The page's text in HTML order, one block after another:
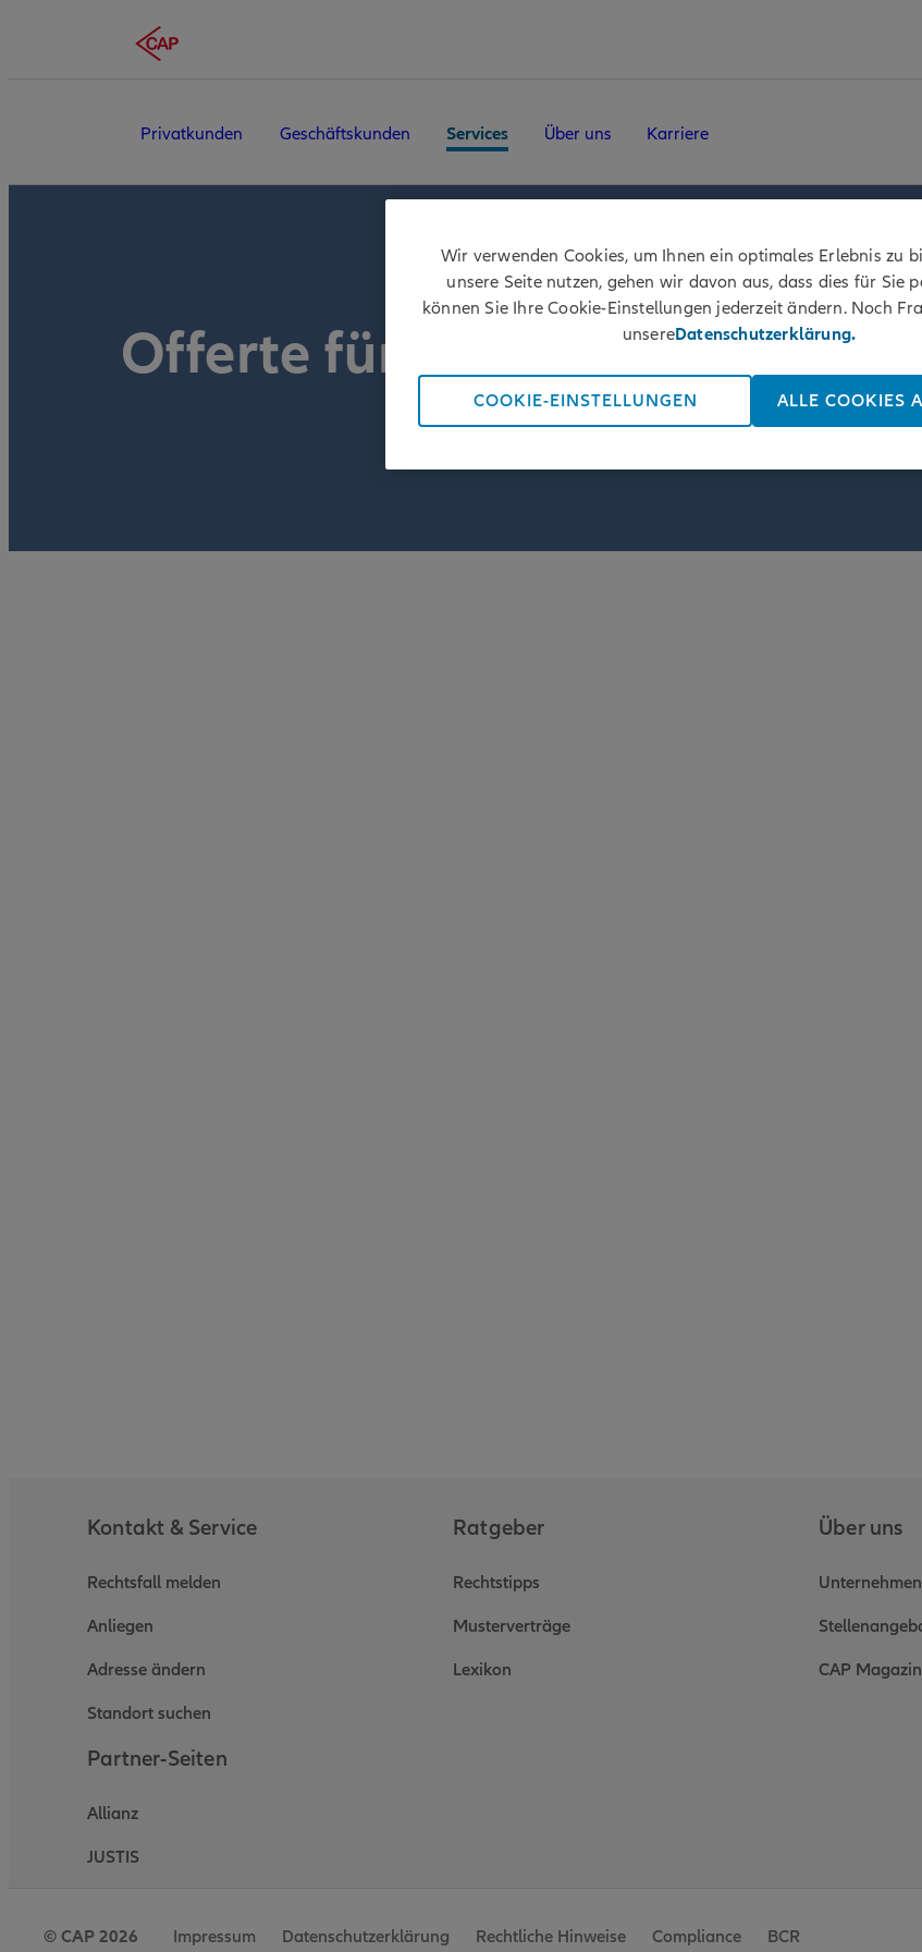
Privatkunden Geschäftskunden Services Über uns Karriere
Offerte für Geschäftskunden
anfordern.
Kontakt & Service
Rechtsfall melden
Anliegen
Adresse ändern
Standort suchen
Ratgeber
Rechtstipps
Musterverträge
Lexikon
Über uns
CAP Magazin
Partner-Seiten
Allianz
JUSTIS
Impressum Datenschutzerklärung Rechtliche Hinweise Compliance BCR
© CAP 2026
Wir verwenden Cookies, um Ihnen ein optimales Erlebnis zu
unsere Seite nutzen, gehen wir davon aus, dass dies für Sie
können Sie Ihre Cookie-Einstellungen jederzeit ändern. Noch
unsereDatenschutzerklärung.
COOKIE-EINSTELLUNGEN ALLE COOKIES